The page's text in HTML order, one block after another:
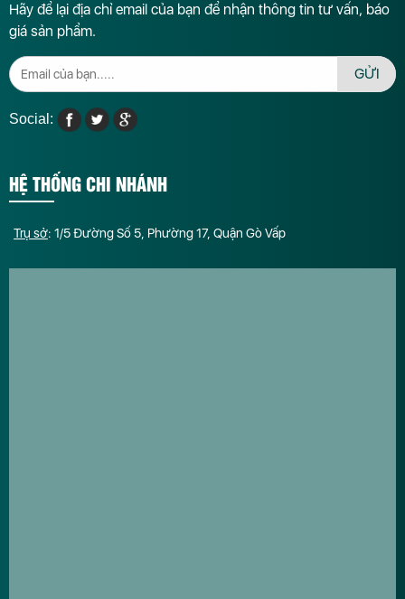
Hãy để lại địa chỉ email của bạn để nhận thông tin tư vấn, báo
giá sản phẩm.
GỬI
Social:
HỆ THỐNG CHI NHÁNH
Trụ sở: 1/5 Đường Số 5, Phường 17, Quận Gò Vấp